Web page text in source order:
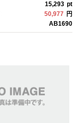
15,293 pt
50,977 円
AB1690